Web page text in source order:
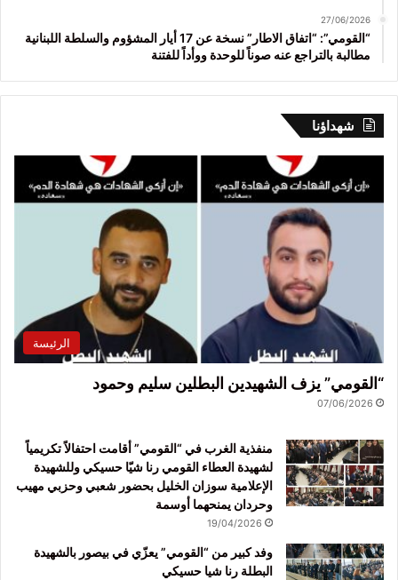
27/06/2026
“القومي”: “اتفاق الاطار” نسخة عن 17 أيار المشؤوم والسلطة اللبنانية
مطالبة بالتراجع عنه صوناً للوحدة ووأداً للفتنة
شهداؤنا
الرئيسة
“القومي” يزف الشهيدين البطلين سليم وحمود
07/06/2026
منفذية الغرب في “القومي” أقامت احتفالاً تكريمياً
لشهيدة العطاء القومي رنا شيّا حسيكي وللشهيدة
الإعلامية سوزان الخليل بحضور شعبي وحزبي مهيب
وحردان يمنحهما أوسمة
19/04/2026
وفد كبير من “القومي” يعزّي في بيصور بالشهيدة
البطلة رنا شيا حسيكي